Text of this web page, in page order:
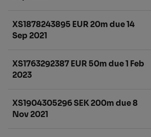
XS1878243895 EUR 20m due 14
Sep 2021
XS1763292387 EUR 50m due 1 Feb
2023
XS1904305296 SEK 200m due 8
Nov 2021